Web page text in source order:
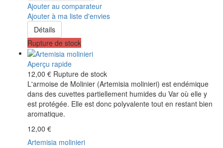
Ajouter au comparateur
Ajouter à ma liste d'envies
Détails
Rupture de stock
Aperçu rapide
12,00 € Rupture de stock
L'armoise de Molinier (Artemisia molinieri) est endémique
dans des cuvettes partiellement humides du Var où elle y
est protégée. Elle est donc polyvalente tout en restant bien
aromatique.
12,00 €
Artemisia molinieri